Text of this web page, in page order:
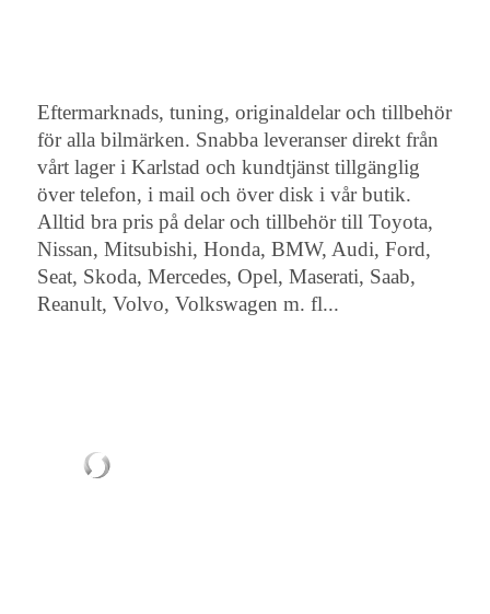
Eftermarknads, tuning, originaldelar och tillbehör
för alla bilmärken. Snabba leveranser direkt från
vårt lager i Karlstad och kundtjänst tillgänglig
över telefon, i mail och över disk i vår butik.
Alltid bra pris på delar och tillbehör till Toyota,
Nissan, Mitsubishi, Honda, BMW, Audi, Ford,
Seat, Skoda, Mercedes, Opel, Maserati, Saab,
Reanult, Volvo, Volkswagen m. fl...